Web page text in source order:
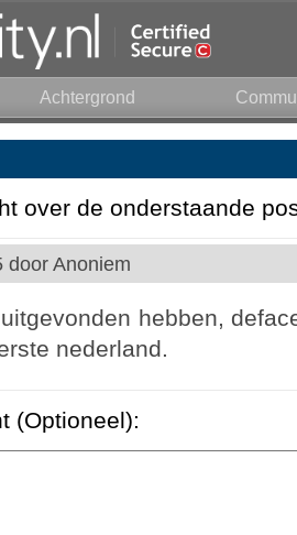
Achtergrond
over de onderstaande
door Anoniem
hebben,
nederland.
(Optioneel):